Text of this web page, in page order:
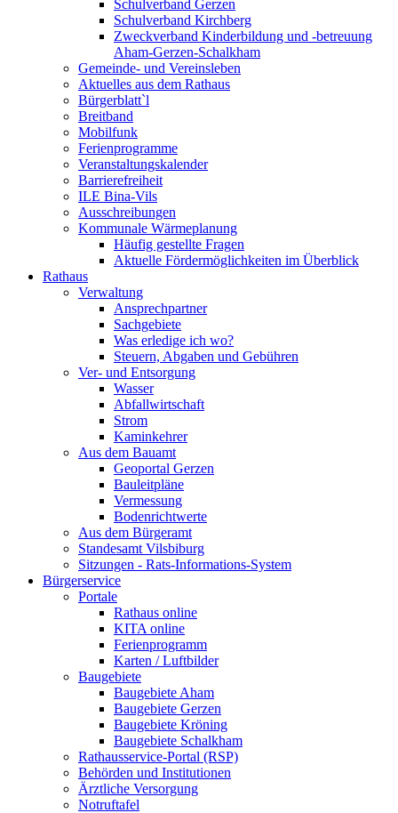
Schulverband Gerzen
Schulverband Kirchberg
Zweckverband Kinderbildung und -betreuung
Aham-Gerzen-Schalkham
Gemeinde- und Vereinsleben
Aktuelles aus dem Rathaus
Bürgerblatt`l
Breitband
Mobilfunk
Ferienprogramme
Veranstaltungskalender
Barrierefreiheit
ILE Bina-Vils
Ausschreibungen
Kommunale Wärmeplanung
Häufig gestellte Fragen
Aktuelle Fördermöglichkeiten im Überblick
Rathaus
Verwaltung
Ansprechpartner
Sachgebiete
Was erledige ich wo?
Steuern, Abgaben und Gebühren
Ver- und Entsorgung
Wasser
Abfallwirtschaft
Strom
Kaminkehrer
Aus dem Bauamt
Geoportal Gerzen
Bauleitpläne
Vermessung
Bodenrichtwerte
Aus dem Bürgeramt
Standesamt Vilsbiburg
Sitzungen - Rats-Informations-System
Bürgerservice
Portale
Rathaus online
KITA online
Ferienprogramm
Karten / Luftbilder
Baugebiete
Baugebiete Aham
Baugebiete Gerzen
Baugebiete Kröning
Baugebiete Schalkham
Rathausservice-Portal (RSP)
Behörden und Institutionen
Ärztliche Versorgung
Notruftafel